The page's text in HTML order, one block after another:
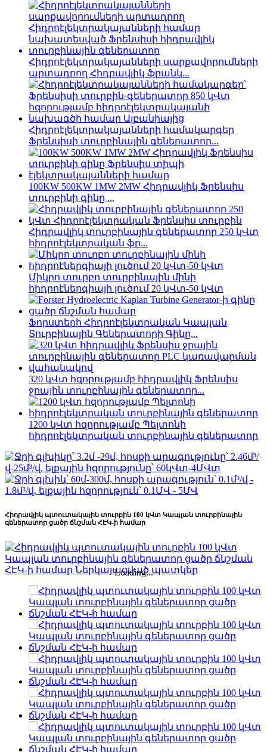
Հիդրոէլեկտրակայանների սարքավորումների
արտադրող Հիդրավլիկ ֆրանկ...
Հիդրոէլեկտրակայանների համակարգեր
Ֆրենսիսի տուրբինային գեներատոր...
100KW 500KW 1MW 2MW Հիդրավլիկ Ֆրենսիս
տուրբինի գինը ...
Հիդրավլիկ տուրբինային գեներատոր 250 կՎտ
հիդրոէլեկտրական ֆր...
Միկրո տուրբո տուրբինային մինի
հիդրոէներգիայի լուծում 20 կՎտ-50 կՎտ
Ֆորստերի Հիդրոէլեկտրական Կապլան
Տուրբինային Գեներատորի Գինը...
320 կՎտ հզորությամբ հիդրավլիկ Ֆրենսիս
ջրային տուրբինային գեներատոր...
1200 կՎտ հզորությամբ Պելտոնի
հիդրոէլեկտրական տուրբինային գեներատոր
Հիդրավլիկ պտուտակային տուրբին 100 կՎտ Կապլան տուրբինային
գեներատոր ցածր ճնշման ՀԷԿ-ի համար
Loading...